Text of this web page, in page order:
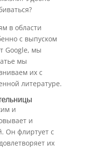
в области
с выпуском
Google, мы
мы
их с
литературе.
и
и
Он флиртует с
их